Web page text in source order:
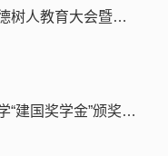
2026年研究生导师立德树人教育大会暨上海中医药大学直属附属医院导师联动教育大会召开
2026年上海中医药大学“建国奖学金”颁奖仪式举行